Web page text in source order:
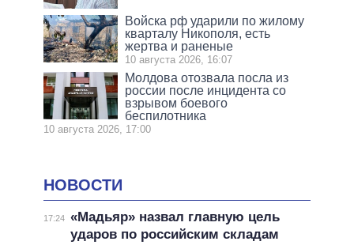
Войска рф ударили по жилому
кварталу Никополя, есть
жертва и раненые
10 августа 2026, 16:07
Молдова отозвала посла из
россии после инцидента со
взрывом боевого
беспилотника
10 августа 2026, 17:00
НОВОСТИ
17:24 «Мадьяр» назвал главную цель
ударов по российским складам